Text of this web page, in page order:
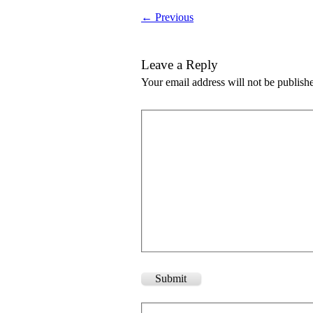
← Previous
Leave a Reply
Your email address will not be
Submit